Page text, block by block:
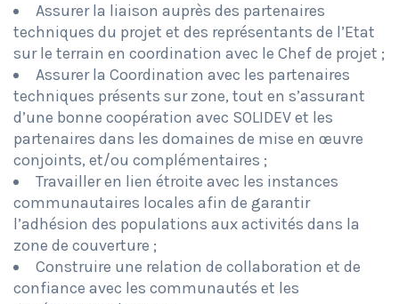
Assurer la liaison auprès des partenaires
techniques du projet et des représentants de l’Etat
sur le terrain en coordination avec le Chef de projet ;
Assurer la Coordination avec les partenaires
techniques présents sur zone, tout en s’assurant
d’une bonne coopération avec SOLIDEV et les
partenaires dans les domaines de mise en œuvre
conjoints, et/ou complémentaires ;
Travailler en lien étroite avec les instances
communautaires locales afin de garantir
l’adhésion des populations aux activités dans la
zone de couverture ;
Construire une relation de collaboration et de
confiance avec les communautés et les